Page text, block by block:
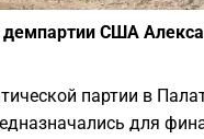
демпартии США
партии в
для